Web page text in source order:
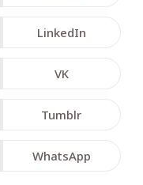
LinkedIn
VK
Tumblr
WhatsApp